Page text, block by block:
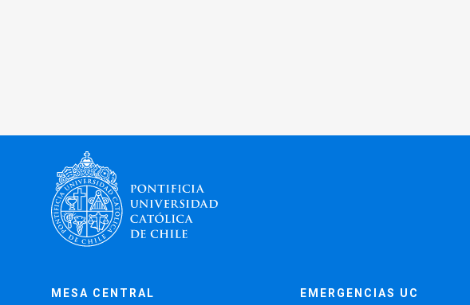
MESA CENTRAL EMERGENCIAS UC